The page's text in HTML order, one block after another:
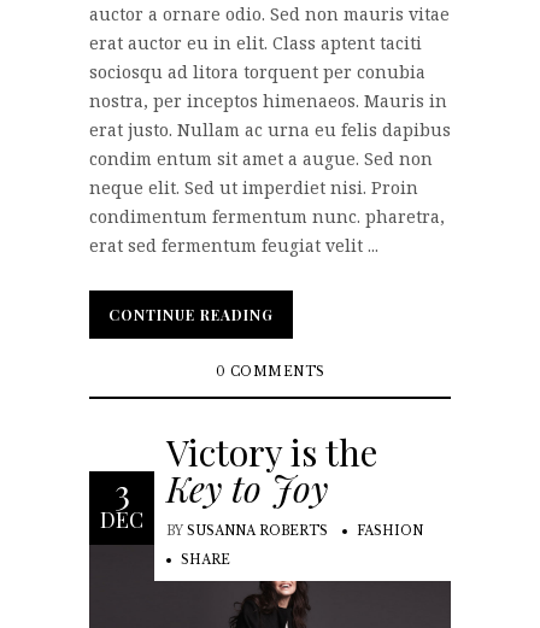
auctor a ornare odio. Sed non mauris vitae
erat auctor eu in elit. Class aptent taciti
sociosqu ad litora torquent per conubia
nostra, per inceptos himenaeos. Mauris in
erat justo. Nullam ac urna eu felis dapibus
condim entum sit amet a augue. Sed non
neque elit. Sed ut imperdiet nisi. Proin
condimentum fermentum nunc. pharetra,
erat sed fermentum feugiat velit ...
CONTINUE READING
CONTINUE READING
0 COMMENTS
3
DEC
Victory is the
Key to Joy
BY SUSANNA ROBERTS
FASHION
SHARE